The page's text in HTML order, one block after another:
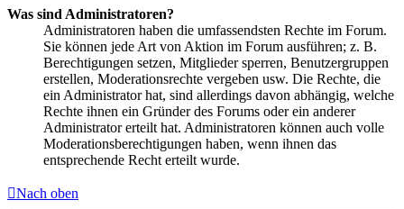
Was sind Administratoren?
Administratoren haben die umfassendsten Rechte im Forum.
Sie können jede Art von Aktion im Forum ausführen; z. B.
Berechtigungen setzen, Mitglieder sperren, Benutzergruppen
erstellen, Moderationsrechte vergeben usw. Die Rechte, die
ein Administrator hat, sind allerdings davon abhängig, welche
Rechte ihnen ein Gründer des Forums oder ein anderer
Administrator erteilt hat. Administratoren können auch volle
Moderationsberechtigungen haben, wenn ihnen das
entsprechende Recht erteilt wurde.
Nach oben